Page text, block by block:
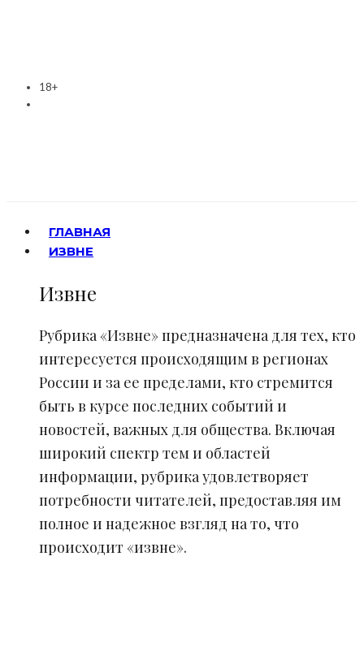
18+
ГЛАВНАЯ
ИЗВНЕ
Извне
Рубрика «Извне» предназначена для тех, кто
интересуется происходящим в регионах
России и за ее пределами, кто стремится
быть в курсе последних событий и
новостей, важных для общества. Включая
широкий спектр тем и областей
информации, рубрика удовлетворяет
потребности читателей, предоставляя им
полное и надежное взгляд на то, что
происходит «извне».